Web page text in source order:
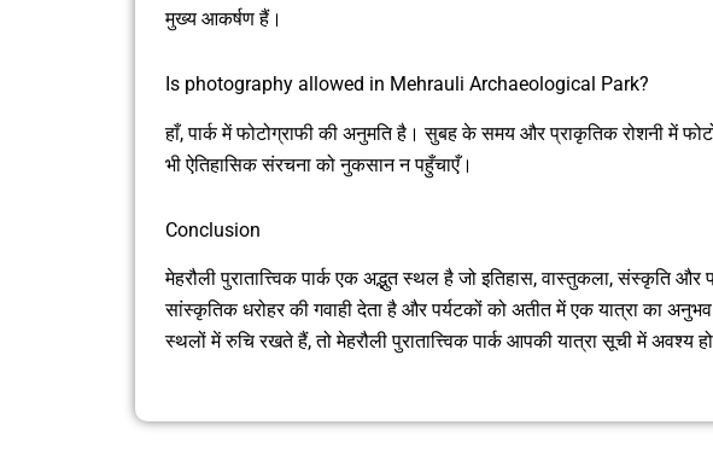
मुख्य आकर्षण हैं।
Is photography allowed in Mehrauli Archaeological Park?
हाँ, पार्क में फोटोग्राफी की अनुमति है। सुबह के समय और प्राकृतिक रोशनी में
भी ऐतिहासिक संरचना को नुकसान न पहुँचाएँ।
Conclusion
मेहरौली पुरातात्त्विक पार्क एक अद्भुत स्थल है जो इतिहास, वास्तुकला, संस्कृति
सांस्कृतिक धरोहर की गवाही देता है और पर्यटकों को अतीत में एक यात्रा का
स्थलों में रुचि रखते हैं, तो मेहरौली पुरातात्त्विक पार्क आपकी यात्रा सूची में अवश्य